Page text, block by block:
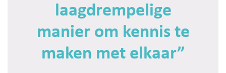
laagdrempelige
manier om kennis te
maken met elkaar”